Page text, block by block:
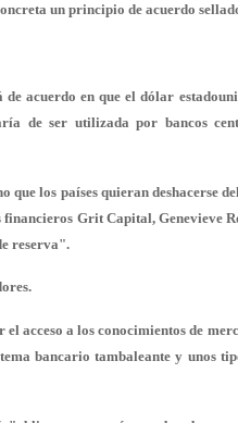
un principio de acuerdo
acuerdo en que el dólar
de ser utilizada por bancos
quelos países quieran deshacerse
Grit Capital, Genevieve
reserva".
acceso a los conocimientos de
bancario tambaleante y unos